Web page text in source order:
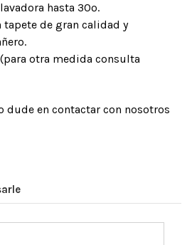
hasta 30º.
de gran calidad y
otra medida consulta
dude en contactar con nosotros